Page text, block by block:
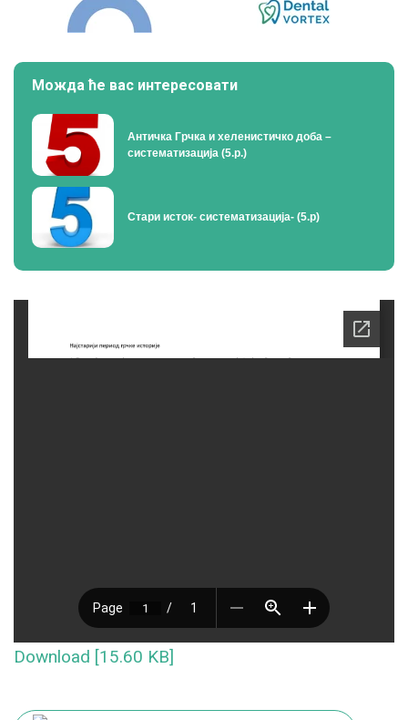
Можда ће вас интересовати
Античка Грчка и хеленистичко доба –
систематизација (5.р.)
Стари исток- систематизација- (5.р)
Download [15.60 KB]